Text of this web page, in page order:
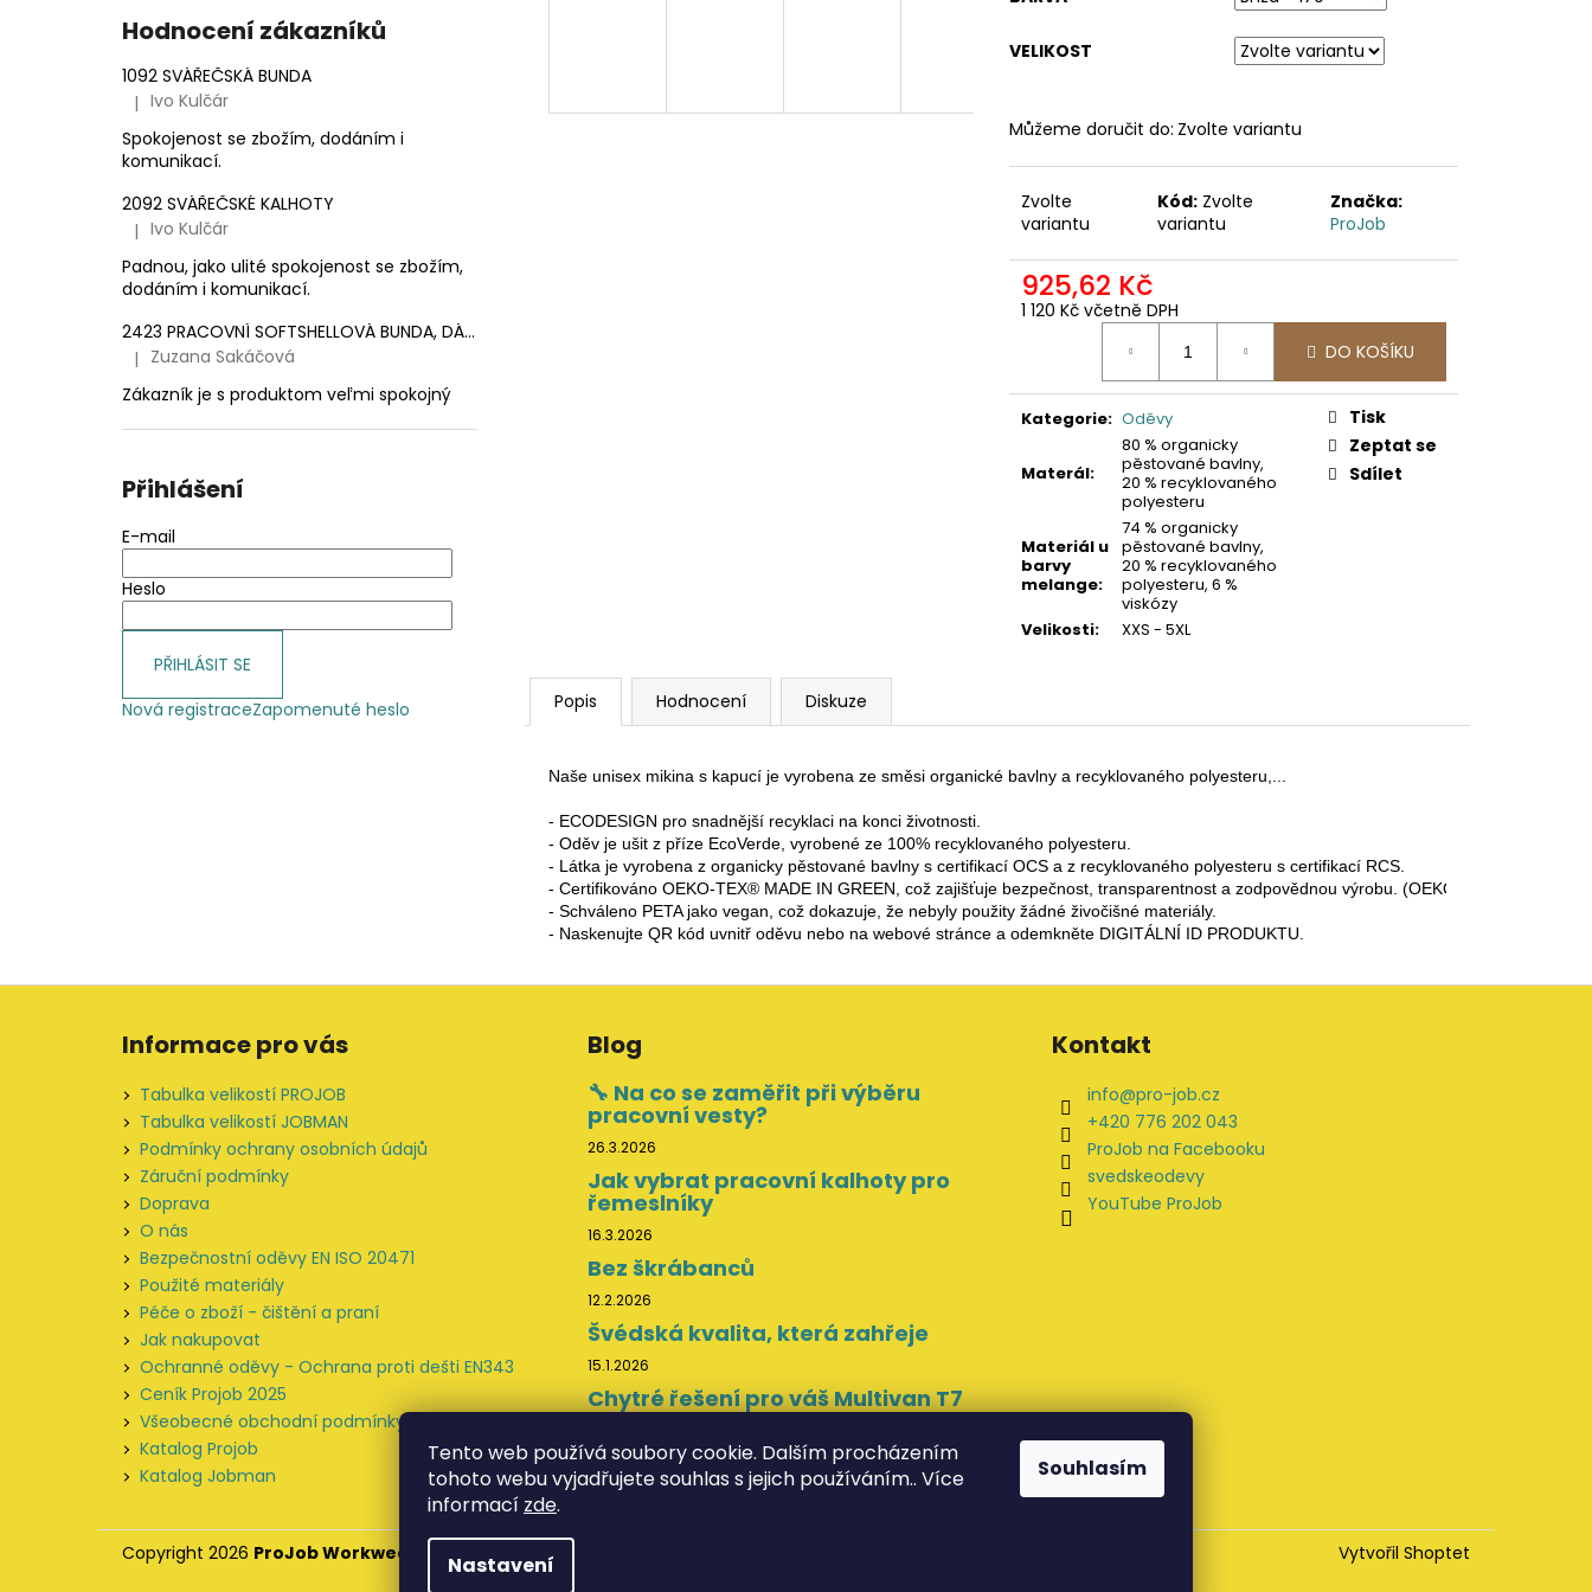
Tento web používá soubory cookie. Dalším procházením
tohoto webu vyjadřujete souhlas s jejich používáním.. Více
informací zde.
Nastavení
Souhlasím
Hodnocení zákazníků
1092 SVÁŘEČSKÁ BUNDA
Hodnocení produktu je 5 z 5 hvězdiček.
| Ivo Kulčár
Spokojenost se zbožím, dodáním i
komunikací.
2092 SVÁŘEČSKÉ KALHOTY
Hodnocení produktu je 5 z 5 hvězdiček.
| Ivo Kulčár
Padnou, jako ulité spokojenost se zbožím,
dodáním i komunikací.
2423 PRACOVNÍ SOFTSHELLOVÁ BUNDA, DÁMSKÁ
Hodnocení produktu je 5 z 5 hvězdiček.
| Zuzana Sakáčová
Zákazník je s produktom veľmi spokojný
Přihlášení
E-mail
Heslo
PŘIHLÁSIT SE
Nová registraceZapomenuté heslo
VELIKOST
Můžeme doručit do: Zvolte variantu
Zvolte
variantu
Kód: Zvolte
variantu
Značka:
ProJob
925,62 Kč
1 120 Kč včetně DPH
DO KOŠÍKU
Kategorie: Oděvy
Materál:
80 % organicky
pěstované bavlny,
20 % recyklovaného
polyesteru
Materiál u
barvy
melange:
74 % organicky
pěstované bavlny,
20 % recyklovaného
polyesteru, 6 %
viskózy
Velikosti: XXS - 5XL
Tisk
Zeptat se
Sdílet
Popis Hodnocení Diskuze
Naše unisex mikina s kapucí je vyrobena ze směsi organické bavlny a recyklovaného polyesteru,...
- ECODESIGN pro snadnější recyklaci na konci životnosti.
- Oděv je ušit z příze EcoVerde, vyrobené ze 100% recyklovaného polyesteru.
- Látka je vyrobena z organicky pěstované bavlny s certifikací OCS a z recyklovaného polyesteru s certifikací RCS.
- Certifikováno OEKO-TEX® MADE IN GREEN, což zajišťuje bezpečnost, transparentnost a zodpovědnou výrobu. (OEKO-TEX STANDARD
- Schváleno PETA jako vegan, což dokazuje, že nebyly použity žádné živočišné materiály.
- Naskenujte QR kód uvnitř oděvu nebo na webové stránce a odemkněte DIGITÁLNÍ ID PRODUKTU.
Informace pro vás
Tabulka velikostí PROJOB
Tabulka velikostí JOBMAN
Podmínky ochrany osobních údajů
Záruční podmínky
Doprava
O nás
Bezpečnostní oděvy EN ISO 20471
Použité materiály
Péče o zboží - čištění a praní
Jak nakupovat
Ochranné oděvy - Ochrana proti dešti EN343
Ceník Projob 2025
Všeobecné obchodní podmínky
Katalog Projob
Katalog Jobman
Blog
🔧 Na co se zaměřit při výběru
pracovní vesty?
26.3.2026
Jak vybrat pracovní kalhoty pro
řemeslníky
16.3.2026
Bez škrábanců
12.2.2026
Švédská kvalita, která zahřeje
15.1.2026
Chytré řešení pro váš Multivan T7
Kontakt
info@pro-job.cz
+420 776 202 043
ProJob na Facebooku
svedskeodevy
YouTube ProJob
Vytvořil Shoptet
Copyright 2026 ProJob Workwear . Všechna práva vyhrazena.